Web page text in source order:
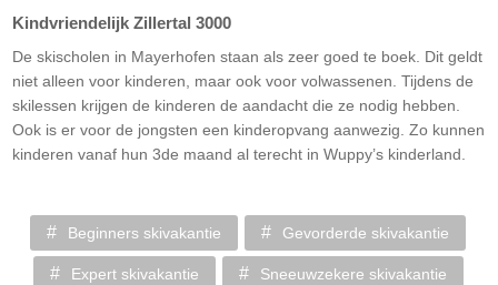
Kindvriendelijk Zillertal 3000
De skischolen in Mayerhofen staan als zeer goed te boek. Dit geldt
niet alleen voor kinderen, maar ook voor volwassenen. Tijdens de
skilessen krijgen de kinderen de aandacht die ze nodig hebben.
Ook is er voor de jongsten een kinderopvang aanwezig. Zo kunnen
kinderen vanaf hun 3de maand al terecht in Wuppy’s kinderland.
Beginners skivakantie Gevorderde skivakantie
Expert skivakantie Sneeuwzekere skivakantie